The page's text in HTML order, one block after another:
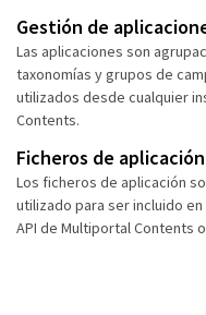
Gestión de
Las aplicaciones son
taxonomías y grupos de
utilizados desde cualquier
Contents.
Ficheros de aplicación
Los ficheros de aplicación
utilizado para ser incluido
API de Multiportal Contents